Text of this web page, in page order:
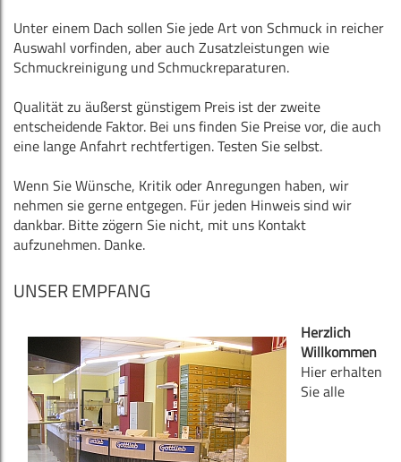
Unter einem Dach sollen Sie jede Art von Schmuck in reicher
Auswahl vorfinden, aber auch Zusatzleistungen wie
Schmuckreinigung und Schmuckreparaturen.
Qualität zu äußerst günstigem Preis ist der zweite
entscheidende Faktor. Bei uns finden Sie Preise vor, die auch
eine lange Anfahrt rechtfertigen. Testen Sie selbst.
Wenn Sie Wünsche, Kritik oder Anregungen haben, wir
nehmen sie gerne entgegen. Für jeden Hinweis sind wir
dankbar. Bitte zögern Sie nicht, mit uns Kontakt
aufzunehmen. Danke.
UNSER EMPFANG
Herzlich
Willkommen
Hier erhalten
Sie alle